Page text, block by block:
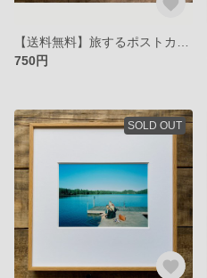
750円
SOLD OUT